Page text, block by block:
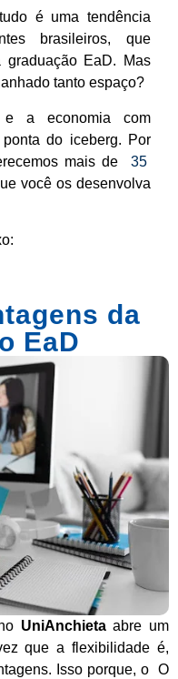
é uma tendência
brasileiros, que
EaD. Mas
tanto espaço?
e a economia com
do iceberg. Por
mais de
35
você os desenvolva
da
EaD
UniAnchietaabre um
que a flexibilidade é,
Isso porque, o O